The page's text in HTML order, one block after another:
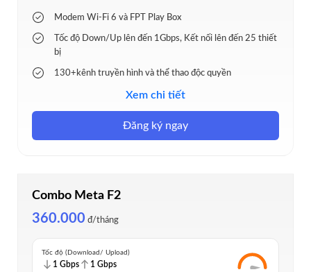
Modem Wi-Fi 6 và FPT Play Box
Tốc độ Down/Up lên đến 1Gbps, Kết nối lên đến 25 thiết
bị
130+kênh truyền hình và thể thao độc quyền
Tặng 01 Wi-Fi Mesh & 03 tháng Ultra Fast
Xem chi tiết
Đăng ký ngay
Combo Meta F2
360.000 đ/tháng
Tốc độ (Download/ Upload)
1 Gbps 1 Gbps